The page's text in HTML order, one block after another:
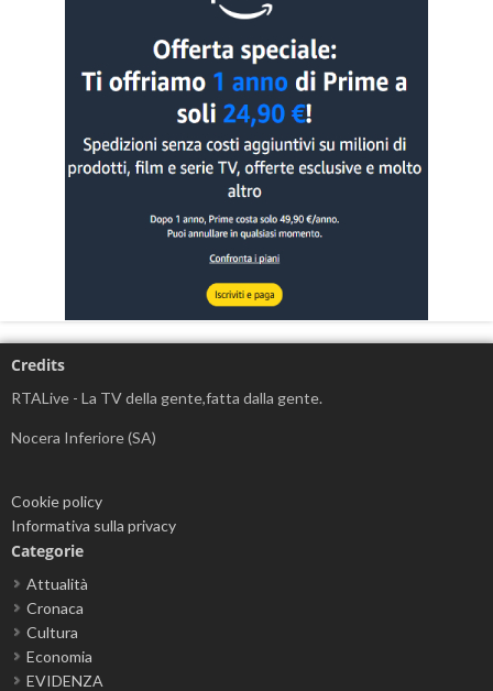
Credits
RTALive - La TV della gente,fatta dalla gente.
Nocera Inferiore (SA)
Cookie policy
Informativa sulla privacy
Categorie
Attualità
Cronaca
Cultura
Economia
EVIDENZA